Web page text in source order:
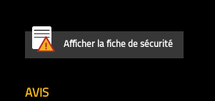
Afficher la fiche de sécurité
AVIS